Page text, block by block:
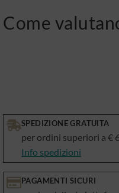
Come
SPEDIZIONE GRATUITA
per ordini superiori a €
Info spedizioni
PAGAMENTI SICURI